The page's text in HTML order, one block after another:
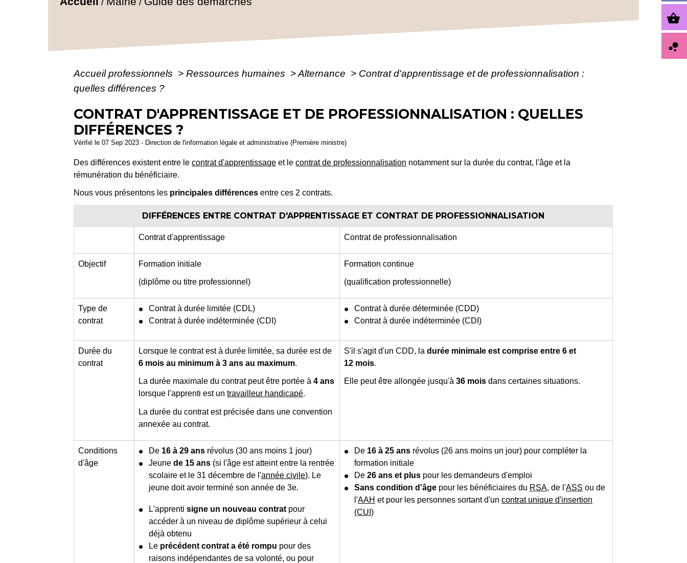
Accueil professionnels > Ressources humaines >Alternance > Contrat d'apprentissage et de professionnalisation :
quelles différences ?
CONTRAT D'APPRENTISSAGE ET DE PROFESSIONNALISATION : QUELLES
DIFFÉRENCES ?
Vérifié le 07 Sep 2023 - Direction de l'information légale et administrative (Première ministre)
Des différences existent entre lecontrat d'apprentissage et lecontrat de professionnalisation notamment sur la durée du contrat, l'âge et la
rémunération du bénéficiaire.
Nous vous présentons les principales différences entre ces 2 contrats.
DIFFÉRENCES ENTRE CONTRAT D'APPRENTISSAGE ET CONTRAT DE PROFESSIONNALISATION
Contrat d'apprentissage Contrat de professionnalisation
Objectif Formation initiale
(diplôme ou titre professionnel)
Formation continue
(qualification professionnelle)
Type de
contrat
Contrat à durée limitée (CDL)
Contrat à durée indéterminée (CDI)
Contrat à durée déterminée (CDD)
Contrat à durée indéterminée (CDI)
Durée du
contrat
Lorsque le contrat est à durée limitée, sa durée est de
6 mois au minimum à 3 ans au maximum.
La durée maximale du contrat peut être portée à4 ans
lorsque l'apprenti est untravailleur handicapé.
La durée du contrat est précisée dans une convention
annexée au contrat.
S'il s'agit d'un CDD, ladurée minimale est comprise entre 6 et
12 mois.
Elle peut être allongée jusqu'à36 mois dans certaines situations.
Conditions
d'âge
De 16 à 29 ans révolus (30 ans moins 1 jour)
Jeunede 15 ans (si l'âge est atteint entre la rentrée
scolaire et le 31 décembre de l'année civile). Le
jeune doit avoir terminé son année de 3e.
L'apprentisigne un nouveau contrat pour
accéder à un niveau de diplôme supérieur à celui
déjà obtenu
Le précédent contrat a été rompu pour des
raisons indépendantes de sa volonté, ou pour
De 16 à 25 ans révolus (26 ans moins un jour) pour compléter la
formation initiale
De 26 ans et plus pour les demandeurs d'emploi
Sans condition d'âge pour les bénéficiaires du RSA, de l'ASS ou de
l'AAH et pour les personnes sortant d'uncontrat unique d'insertion
(CUI)
shopping_basket
bubble_chart